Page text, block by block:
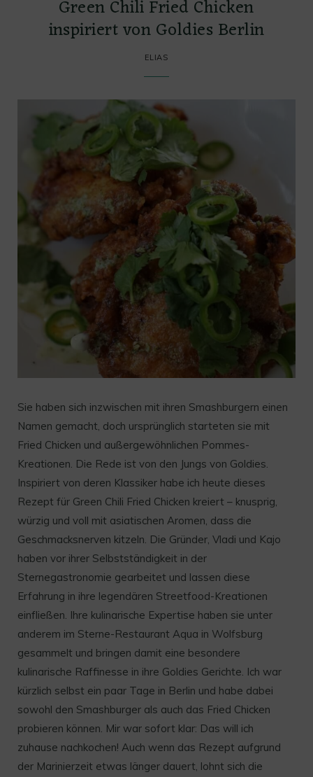
Green Chili Fried Chicken
inspiriert von Goldies Berlin
ELIAS
Sie haben sich inzwischen mit ihren Smashburgern einen
Namen gemacht, doch ursprünglich starteten sie mit
Fried Chicken und außergewöhnlichen Pommes-
Kreationen. Die Rede ist von den Jungs von Goldies.
Inspiriert von deren Klassiker habe ich heute dieses
Rezept für Green Chili Fried Chicken kreiert – knusprig,
würzig und voll mit asiatischen Aromen, dass die
Geschmacksnerven kitzeln. Die Gründer, Vladi und Kajo
haben vor ihrer Selbstständigkeit in der
Sternegastronomie gearbeitet und lassen diese
Erfahrung in ihre legendären Streetfood-Kreationen
einfließen. Ihre kulinarische Expertise haben sie unter
anderem im Sterne-Restaurant Aqua in Wolfsburg
gesammelt und bringen damit eine besondere
kulinarische Raffinesse in ihre Goldies Gerichte. Ich war
kürzlich selbst ein paar Tage in Berlin und habe dabei
sowohl den Smashburger als auch das Fried Chicken
probieren können. Mir war sofort klar: Das will ich
zuhause nachkochen! Auch wenn das Rezept aufgrund
der Marinierzeit etwas länger dauert, lohnt sich die